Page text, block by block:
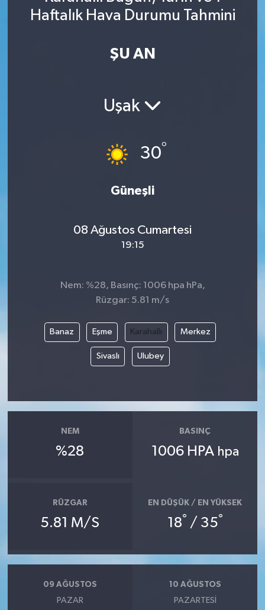
Haftalık Hava Durumu Tahmini
ŞU AN
Uşak
30°
Güneşli
08 Ağustos Cumartesi
19:15
Nem: %28, Basınç: 1006 hpa hPa,
Rüzgar: 5.81 m/s
Banaz Eşme Karahallı Merkez
Sivaslı Ulubey
NEM
%28
BASINÇ
1006 HPA hpa
RÜZGAR
5.81 M/S
EN DÜŞÜK / EN YÜKSEK
18° / 35°
09 AĞUSTOS
PAZAR
10 AĞUSTOS
PAZARTESI
Spor